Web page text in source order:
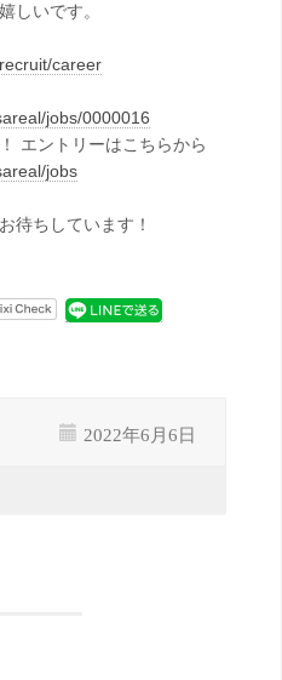
しいです。
career
jobs/0000016
エントリーはこちらから
jobs
待ちしています！
2022年6月6日